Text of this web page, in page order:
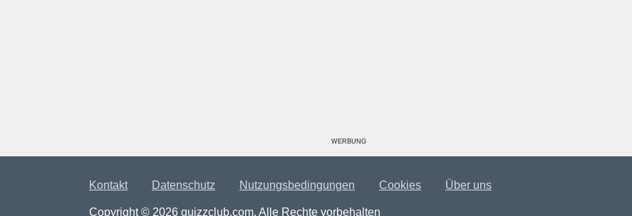
WERBUNG
Kontakt Datenschutz Nutzungsbedingungen Cookies Über uns
Copyright © 2026 quizzclub.com. Alle Rechte vorbehalten